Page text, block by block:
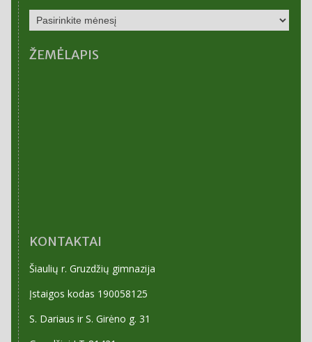
NAUJIENŲ
ARCHYVAS
ŽEMĖLAPIS
KONTAKTAI
Šiaulių r. Gruzdžių gimnazija
Įstaigos kodas 190058125
S. Dariaus ir S. Girėno g. 31